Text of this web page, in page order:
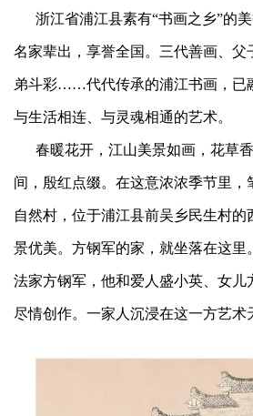
浙江省浦江县素有“书画之乡”的
名家辈出，享誉全国。三代善画、父
弟斗彩……代代传承的浦江书画，已
与生活相连、与灵魂相通的艺术。
春暖花开，江山美景如画，花草
间，殷红点缀。在这意浓浓季节里，
自然村，位于浦江县前吴乡民生村
景优美。方钢军的家，就坐落在这里
法家方钢军，他和爱人盛小英、女儿
尽情创作。一家人沉浸在这一方艺术